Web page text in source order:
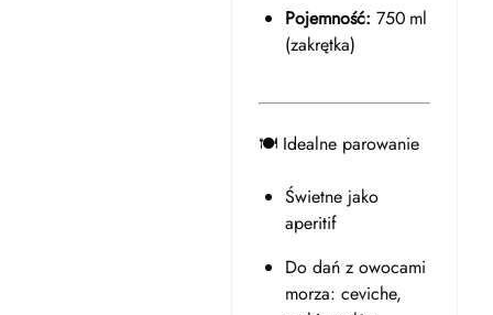
Pojemność: 750 ml
(zakrętka)
🍽️ Idealne parowanie
Świetne jako
aperitif
Do dań z owocami
morza: ceviche,